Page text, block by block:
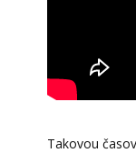
Takovou